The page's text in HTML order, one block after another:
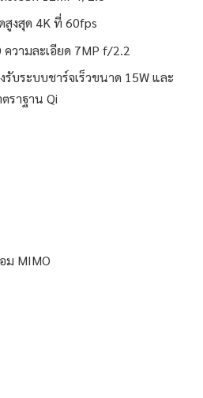
สูงสุด 4K ที่ 60fps
วามละเอียด 7MP f/2.2
รับระบบชาร์จเร็วขนาด 15W และ
ราฐาน Qi
ม MIMO